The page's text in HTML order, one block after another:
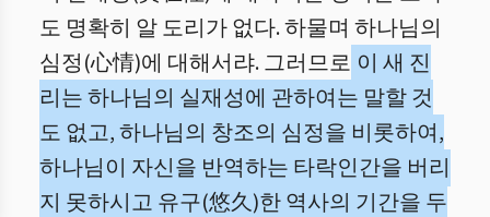
도 명확히 알 도리가 없다. 하물며 하나님의
심정(心情)에 대해서랴. 그러므로 이 새 진
리는 하나님의 실재성에 관하여는 말할 것
도 없고, 하나님의 창조의 심정을 비롯하여,
하나님이 자신을 반역하는 타락인간을 버리
지 못하시고 유구(悠久)한 역사의 기간을 두